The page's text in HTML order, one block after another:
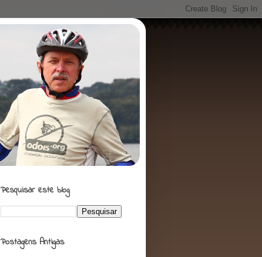
Pesquisar este blog
Postagens Antigas